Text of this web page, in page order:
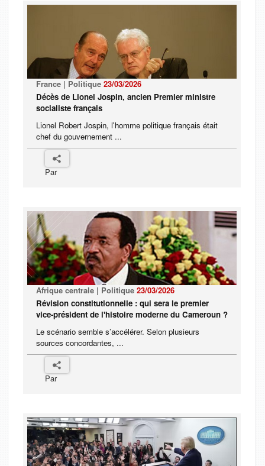
France | Politique 23/03/2026
Décès de Lionel Jospin, ancien Premier ministre
socialiste français
Lionel Robert Jospin, l'homme politique français était
chef du gouvernement ...
Par
Afrique centrale | Politique 23/03/2026
Révision constitutionnelle : qui sera le premier
vice-président de l'histoire moderne du Cameroun ?
Le scénario semble s’accélérer. Selon plusieurs
sources concordantes, ...
Par